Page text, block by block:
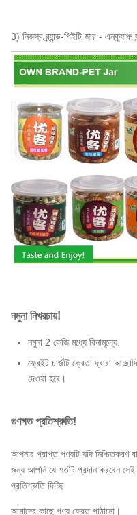
3) নিজস্ব ব্র্যান্ড-পিইটি জার - এনক্র্যাঞ্চ
নমুনা নিখরচায়!
নমুনা 2 কেজি মধ্যে বিনামূল্যে.
ফ্রেইট চার্জটি ক্রেতা দ্বারা
দেওয়া হবে।
গুণগত প্রতিশ্রুতি!
আপনার প্রাপ্ত পণ্যটি যদি নিশ্চিতকরণ
জন্য আপনি যে শর্তটি প্রদান করবেন
প্রতিশ্রুতি দিচ্ছি
আমাদের কাছে পণ্য ফেরত পাঠানো।